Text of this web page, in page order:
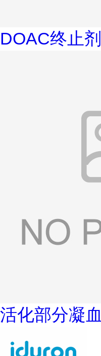
DOAC终止剂
活化部分凝